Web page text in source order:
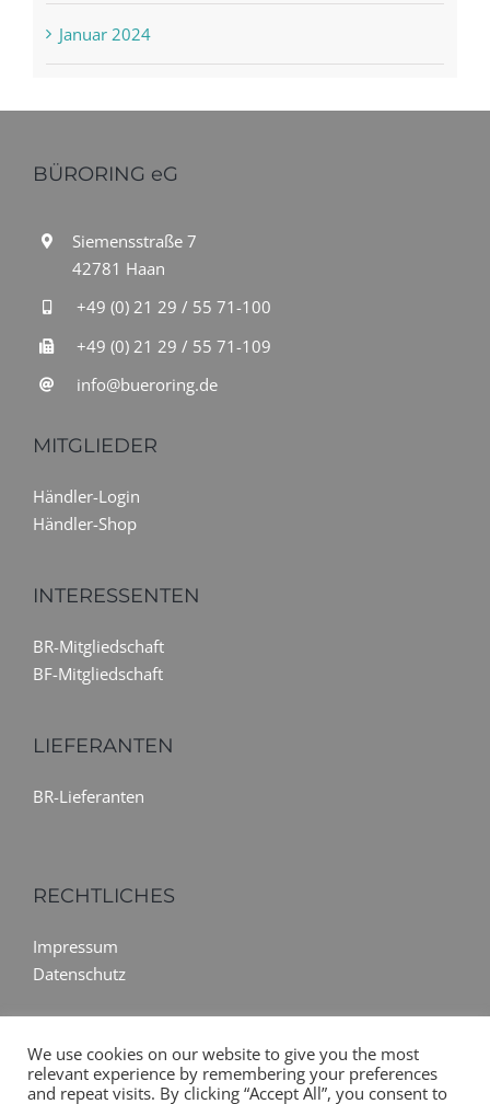
Januar 2024
BÜRORING eG
Siemensstraße 7
42781 Haan
+49 (0) 21 29 / 55 71-100
+49 (0) 21 29 / 55 71-109
info@bueroring.de
MITGLIEDER
Händler-Login
Händler-Shop
INTERESSENTEN
BR-Mitgliedschaft
BF-Mitgliedschaft
LIEFERANTEN
BR-Lieferanten
RECHTLICHES
Impressum
Datenschutz
We use cookies on our website to give you the most
relevant experience by remembering your preferences
and repeat visits. By clicking “Accept All”, you consent to